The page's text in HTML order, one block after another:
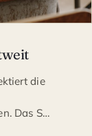
die
Das S…